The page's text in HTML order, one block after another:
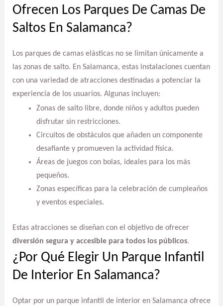
Ofrecen Los Parques De Camas De
Saltos En Salamanca?
Los parques de camas elásticas no se limitan únicamente a
las zonas de salto. En Salamanca, estas instalaciones cuentan
con una variedad de atracciones destinadas a potenciar la
experiencia de los usuarios. Algunas incluyen:
Zonas de salto libre, donde niños y adultos pueden
disfrutar sin restricciones.
Circuitos de obstáculos que añaden un componente
desafiante y promueven la actividad física.
Áreas de juegos con bolas, ideales para los más
pequeños.
Zonas específicas para la celebración de cumpleaños
y eventos especiales.
Estas atracciones se diseñan con el objetivo de ofrecer
diversión segura y accesible para todos los públicos.
¿Por Qué Elegir Un Parque Infantil
De Interior En Salamanca?
Optar por un parque infantil de interior en Salamanca ofrece